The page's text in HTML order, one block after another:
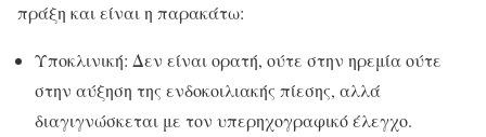
πράξη και είναι η παρακάτω:
Υποκλινική: Δεν είναι ορατή, ούτε στην ηρεμία ούτε
στην αύξηση της ενδοκοιλιακής πίεσης, αλλά
διαγιγνώσκεται με τον υπερηχογραφικό έλεγχο.